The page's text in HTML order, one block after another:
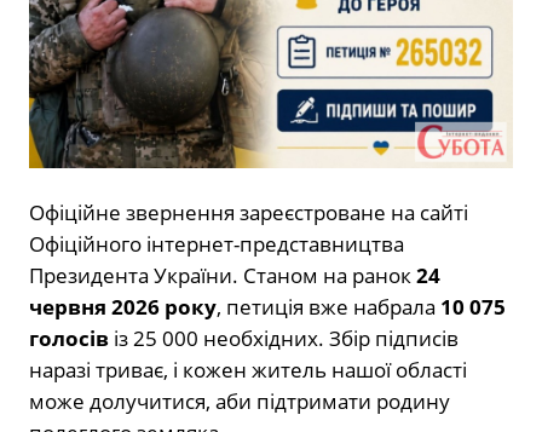
Офіційне звернення зареєстроване на сайті
Офіційного інтернет-представництва
Президента України. Станом на ранок 24
червня 2026 року, петиція вже набрала 10 075
голосів із 25 000 необхідних. Збір підписів
наразі триває, і кожен житель нашої області
може долучитися, аби підтримати родину